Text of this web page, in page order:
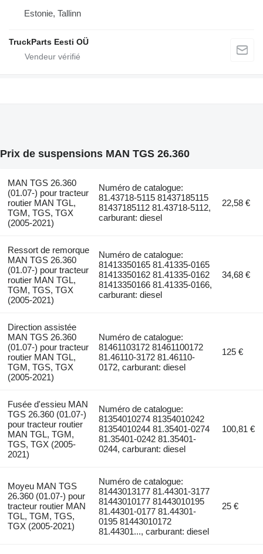
Estonie, Tallinn
TruckParts Eesti OÜ
Prix de suspensions MAN TGS 26.360
MAN TGS 26.360
(01.07-) pour tracteur
routier MAN TGL,
TGM, TGS, TGX
(2005-2021)
Numéro de catalogue:
81.43718-5115 81437185115
81437185112 81.43718-5112,
carburant: diesel
22,58 €
Ressort de remorque
MAN TGS 26.360
(01.07-) pour tracteur
routier MAN TGL,
TGM, TGS, TGX
(2005-2021)
Numéro de catalogue:
81413350165 81.41335-0165
81413350162 81.41335-0162
81413350166 81.41335-0166,
carburant: diesel
34,68 €
Direction assistée
MAN TGS 26.360
(01.07-) pour tracteur
routier MAN TGL,
TGM, TGS, TGX
(2005-2021)
Numéro de catalogue:
81461103172 81461100172
81.46110-3172 81.46110-
0172, carburant: diesel
125 €
Fusée d'essieu MAN
TGS 26.360 (01.07-)
pour tracteur routier
MAN TGL, TGM,
TGS, TGX (2005-
2021)
Numéro de catalogue:
81354010274 81354010242
81354010244 81.35401-0274
81.35401-0242 81.35401-
0244, carburant: diesel
100,81 €
Moyeu MAN TGS
26.360 (01.07-) pour
tracteur routier MAN
TGL, TGM, TGS,
TGX (2005-2021)
Numéro de catalogue:
81443013177 81.44301-3177
81443010177 81443010195
81.44301-0177 81.44301-
0195 81443010172
81.44301..., carburant: diesel
25 €